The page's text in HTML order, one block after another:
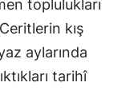
toplulukları
kış
aylarında
tarihî